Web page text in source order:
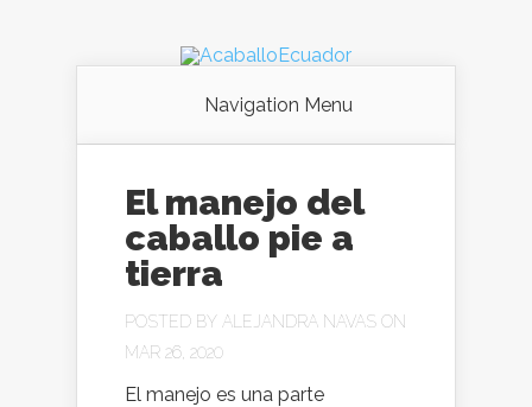
Navigation Menu
El manejo del
caballo pie a
tierra
POSTED BY ALEJANDRA NAVAS ON
MAR 26, 2020
El manejo es una parte